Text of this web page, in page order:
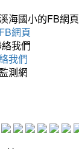
海國小的FB網頁
網頁
我們
我們
測網